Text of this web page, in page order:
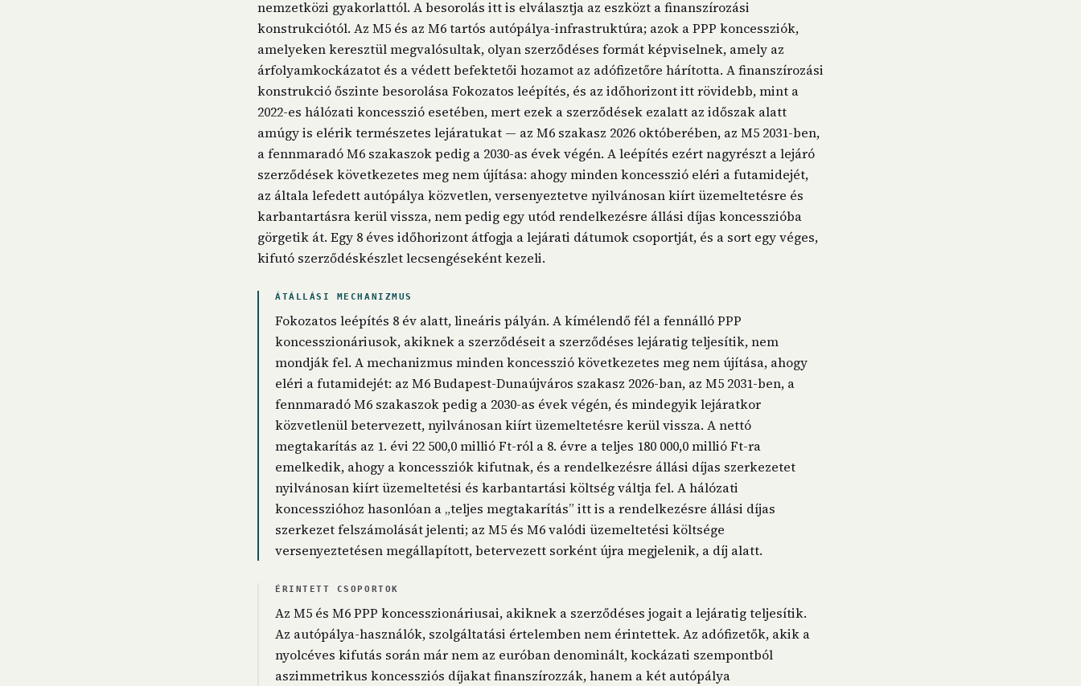
nemzetközi gyakorlattól. A besorolás itt is elválasztja az eszközt a finanszírozási
konstrukciótól. Az M5 és az M6 tartós autópálya-infrastruktúra; azok a PPP koncessziók,
amelyeken keresztül megvalósultak, olyan szerződéses formát képviselnek, amely az
árfolyamkockázatot és a védett befektetői hozamot az adófizetőre hárította. A finanszírozási
konstrukció őszinte besorolása Fokozatos leépítés, és az időhorizont itt rövidebb, mint a
2022-es hálózati koncesszió esetében, mert ezek a szerződések ezalatt az időszak alatt
amúgy is elérik természetes lejáratukat — az M6 szakasz 2026 októberében, az M5 2031-ben,
a fennmaradó M6 szakaszok pedig a 2030-as évek végén. A leépítés ezért nagyrészt a lejáró
szerződések következetes meg nem újítása: ahogy minden koncesszió eléri a futamidejét,
az általa lefedett autópálya közvetlen, versenyeztetve nyilvánosan kiírt üzemeltetésre és
karbantartásra kerül vissza, nem pedig egy utód rendelkezésre állási díjas koncesszióba
görgetik át. Egy 8 éves időhorizont átfogja a lejárati dátumok csoportját, és a sort egy véges,
kifutó szerződéskészlet lecsengéseként kezeli.
ÁTÁLLÁSI MECHANIZMUS
Fokozatos leépítés 8 év alatt, lineáris pályán. A kímélendő fél a fennálló PPP
koncesszionáriusok, akiknek a szerződéseit a szerződéses lejáratig teljesítik, nem
mondják fel. A mechanizmus minden koncesszió következetes meg nem újítása, ahogy
eléri a futamidejét: az M6 Budapest-Dunaújváros szakasz 2026-ban, az M5 2031-ben, a
fennmaradó M6 szakaszok pedig a 2030-as évek végén, és mindegyik lejáratkor
közvetlenül betervezett, nyilvánosan kiírt üzemeltetésre kerül vissza. A nettó
megtakarítás az 1. évi 22 500,0 millió Ft-ról a 8. évre a teljes 180 000,0 millió Ft-ra
emelkedik, ahogy a koncessziók kifutnak, és a rendelkezésre állási díjas szerkezetet
nyilvánosan kiírt üzemeltetési és karbantartási költség váltja fel. A hálózati
koncesszióhoz hasonlóan a „teljes megtakarítás” itt is a rendelkezésre állási díjas
szerkezet felszámolását jelenti; az M5 és M6 valódi üzemeltetési költsége
versenyeztetésen megállapított, betervezett sorként újra megjelenik, a díj alatt.
ÉRINTETT CSOPORTOK
Az M5 és M6 PPP koncesszionáriusai, akiknek a szerződéses jogait a lejáratig teljesítik.
Az autópálya-használók, szolgáltatási értelemben nem érintettek. Az adófizetők, akik a
nyolcéves kifutás során már nem az euróban denominált, kockázati szempontból
aszimmetrikus koncessziós díjakat finanszírozzák, hanem a két autópálya